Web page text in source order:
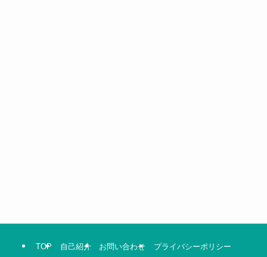
TOP 自己紹介 お問い合わせ プライバシーポリシー